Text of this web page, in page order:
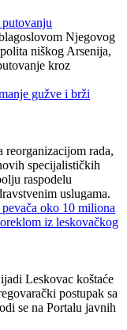
Njegovog
niškog Arsenija,
kroz
rada,
specijalističkih
raspodelu
uslugama.
Leskovac koštaće
postupak sa
se na Portalu javnih